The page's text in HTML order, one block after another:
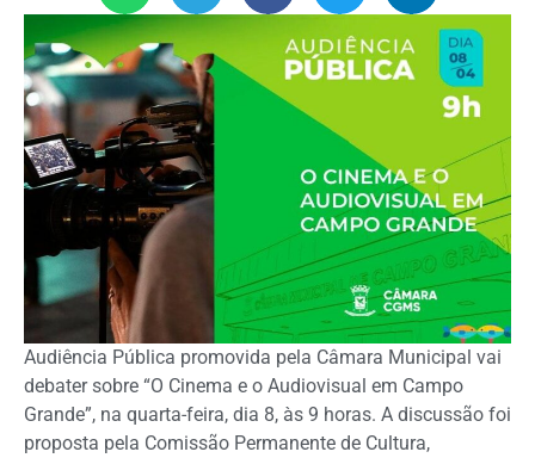
Audiência Pública promovida pela Câmara Municipal vai
debater sobre “O Cinema e o Audiovisual em Campo
Grande”, na quarta-feira, dia 8, às 9 horas. A discussão foi
proposta pela Comissão Permanente de Cultura,